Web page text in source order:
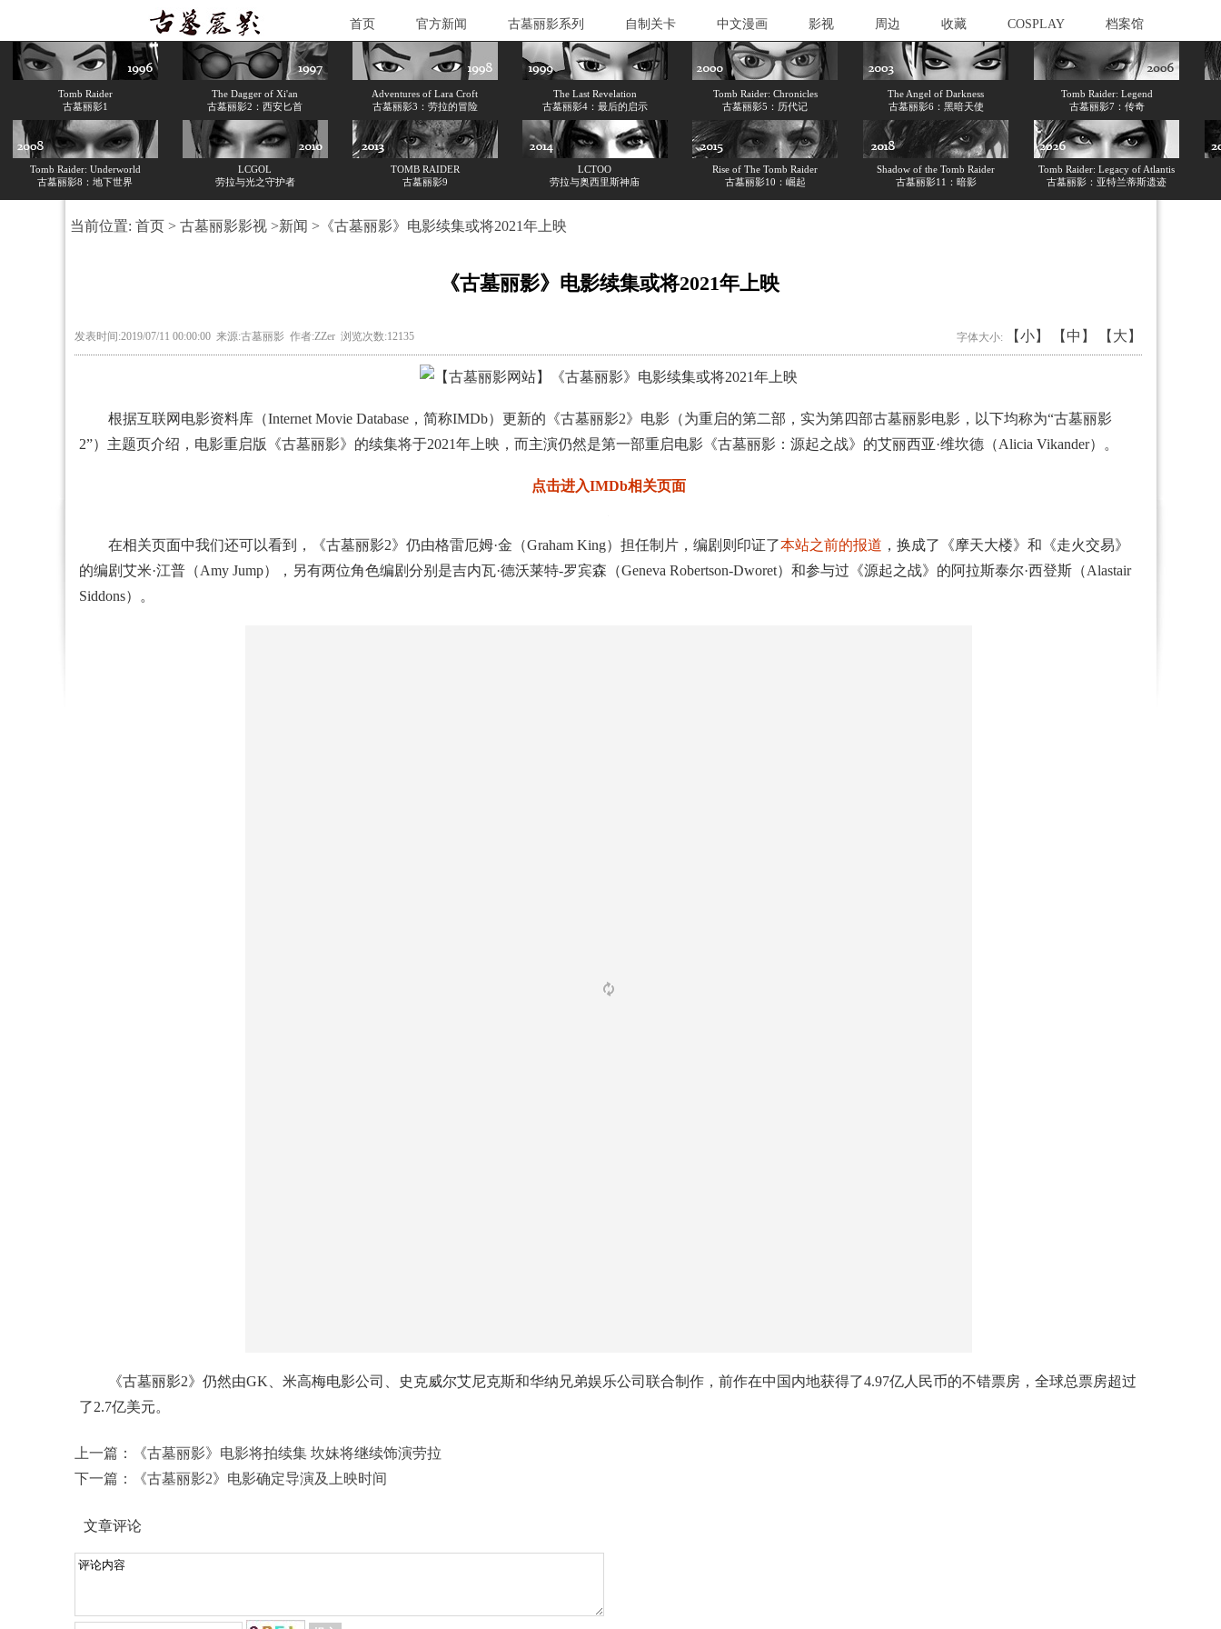
首页 官方新闻 古墓丽影系列 自制关卡 中文漫画 影视 周边 收藏 COSPLAY 档案馆
Tomb Raider
古墓丽影1
The Dagger of Xi'an
古墓丽影2：西安匕首
Adventures of Lara Croft
古墓丽影3：劳拉的冒险
The Last Revelation
古墓丽影4：最后的启示
Tomb Raider: Chronicles
古墓丽影5：历代记
The Angel of Darkness
古墓丽影6：黑暗天使
Tomb Raider: Legend
古墓丽影7：传奇
Tomb Raider: Underworld
古墓丽影8：地下世界
LCGOL
劳拉与光之守护者
TOMB RAIDER
古墓丽影9
LCTOO
劳拉与奥西里斯神庙
Rise of The Tomb Raider
古墓丽影10：崛起
Shadow of the Tomb Raider
古墓丽影11：暗影
Tomb Raider: Legacy of Atlantis
古墓丽影：亚特兰蒂斯遗迹
当前位置: 首页 > 古墓丽影影视 >新闻 >《古墓丽影》电影续集或将2021年上映
《古墓丽影》电影续集或将2021年上映
发表时间:2019/07/11 00:00:00 来源:古墓丽影 作者:ZZer 浏览次数:12135 字体大小: 【小】 【中】 【大】
根据互联网电影资料库（Internet Movie Database，简称IMDb）更新的《古墓丽影2》电影（为重启的第二部，实为第四部古墓丽影电影，以下均称为“古墓丽影
2”）主题页介绍，电影重启版《古墓丽影》的续集将于2021年上映，而主演仍然是第一部重启电影《古墓丽影：源起之战》的艾丽西亚·维坎德（Alicia Vikander）。
点击进入IMDb相关页面
在相关页面中我们还可以看到，《古墓丽影2》仍由格雷厄姆·金（Graham King）担任制片，编剧则印证了本站之前的报道 ，换成了《摩天大楼》和《走火交易》
的编剧艾米·江普（Amy Jump），另有两位角色编剧分别是吉内瓦·德沃莱特-罗宾森（Geneva Robertson-Dworet）和参与过《源起之战》的阿拉斯泰尔·西登斯（Alastair
Siddons）。
《古墓丽影2》仍然由GK、米高梅电影公司、史克威尔艾尼克斯和华纳兄弟娱乐公司联合制作，前作在中国内地获得了4.97亿人民币的不错票房，全球总票房超过
了2.7亿美元。
上一篇：
《古墓丽影》电影将拍续集 坎妹将继续饰演劳拉
下一篇：
《古墓丽影2》电影确定导演及上映时间
文章评论